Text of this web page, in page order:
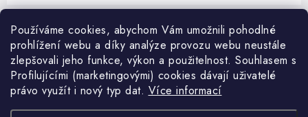
Používáme cookies, abychom Vám umožnili pohodlné
prohlížení webu a díky analýze provozu webu neustále
zlepšovali jeho funkce, výkon a použitelnost. Souhlasem s
Profilujícími (marketingovými) cookies dávají uživatelé
právo využít i nový typ dat. Více informací
Z
Informace pro vás
Kontakty
Jak nakupovat
Facebook